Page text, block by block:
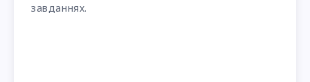
завданнях.